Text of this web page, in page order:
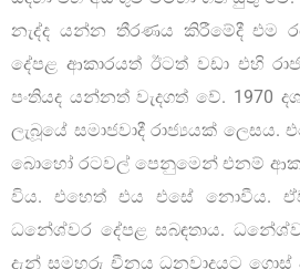
නැද්ද යන්න තීරණය කිරීමේදී එම
දේපළ ආකාරයත් ඊටත් වඩා එහි
පංතියද යන්නත් වැදගත් වේ. 1970
ලැබූයේ සමාජවාදී රාජ්‍යයක්
බොහෝ රටවල් පෙනුමෙන් එනම්
විය. එහෙත් එය එසේ නොවීය.
ධනේශ්වර දේපළ සබඳතාය.
දැන් සමහරු චීනය ධනවාදයට